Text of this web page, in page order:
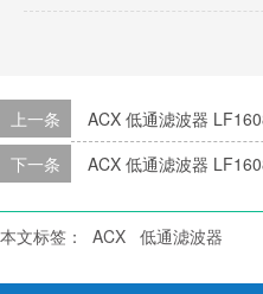
上一条
ACX 低通滤波器
下一条
ACX 低通滤波器
本文标签： ACX 低通滤波器